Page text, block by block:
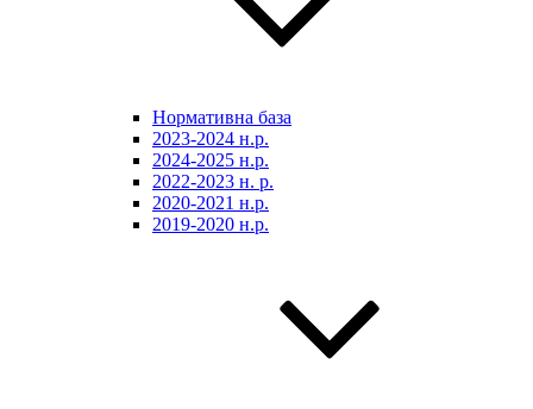
Нормативна база
2023-2024 н.р.
2024-2025 н.р.
2022-2023 н. р.
2020-2021 н.р.
2019-2020 н.р.